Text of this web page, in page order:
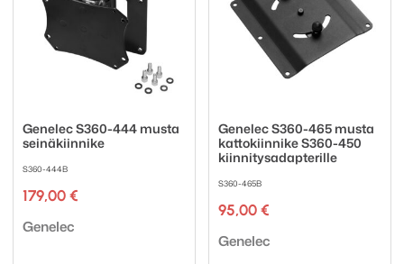
Genelec S360-444 musta
seinäkiinnike
S360-444B
179,00 €
Tuotemerkki:
Genelec
Genelec S360-465 musta
kattokiinnike S360-450
kiinnitysadapterille
S360-465B
95,00 €
Tuotemerkki:
Genelec